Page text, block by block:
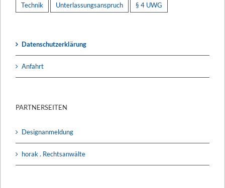
Technik Unterlassungsanspruch § 4 UWG
Datenschutzerklärung
Anfahrt
PARTNERSEITEN
Designanmeldung
horak . Rechtsanwälte